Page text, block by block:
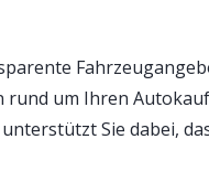
rund um Ihren
Sie dabei,